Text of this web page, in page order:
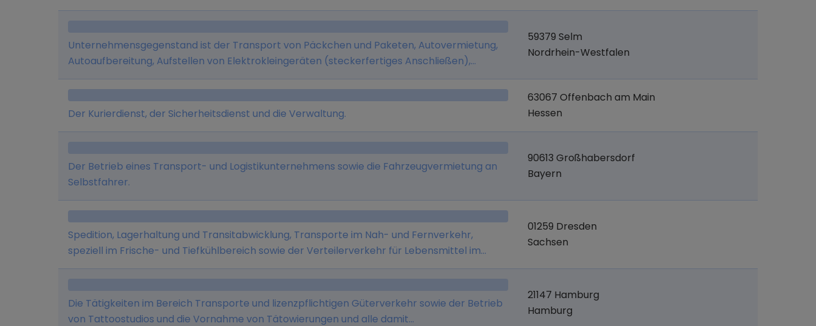
Tätigkeiten
Unternehmensgegenstand ist der Transport von Päckchen und Paketen, Autovermietung,
Autoaufbereitung, Aufstellen von Elektrokleingeräten (steckerfertiges Anschließen),
Smartphone- und PC-Reparaturen sowie der Onlinehandel mit sonstigen Gütern.
59379 Selm
Nordrhein-Westfalen
Der Kurierdienst, der Sicherheitsdienst und die Verwaltung.
63067 Offenbach am Main
Hessen
Der Betrieb eines Transport- und Logistikunternehmens sowie die Fahrzeugvermietung an
Selbstfahrer.
90613 Großhabersdorf
Bayern
Spedition, Lagerhaltung und Transitabwicklung, Transporte im Nah- und Fernverkehr,
speziell im Frische- und Tiefkühlbereich sowie der Verteilerverkehr für Lebensmittel im
Groß- und Einzelhandel und die Belieferung von Krankenhäusern und Kantinen, wobei die
durchgeführt werden.
01259 Dresden
Sachsen
Die Tätigkeiten im Bereich Transporte und lizenzpflichtigen Güterverkehr sowie der Betrieb
von Tattoostudios und die Vornahme von Tätowierungen und alle damit
21147 Hamburg
Hamburg